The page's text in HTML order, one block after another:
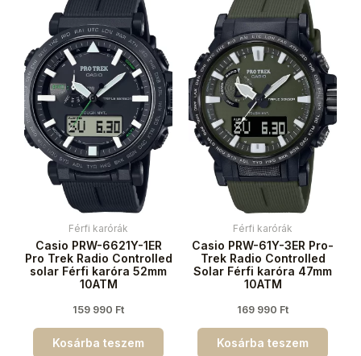
Férfi karórák
Casio PRW-6621Y-1ER
Pro Trek Radio Controlled
solar Férfi karóra 52mm
10ATM
159 990 Ft
Kosárba teszem
Férfi karórák
Casio PRW-61Y-3ER Pro-
Trek Radio Controlled
Solar Férfi karóra 47mm
10ATM
169 990 Ft
Kosárba teszem